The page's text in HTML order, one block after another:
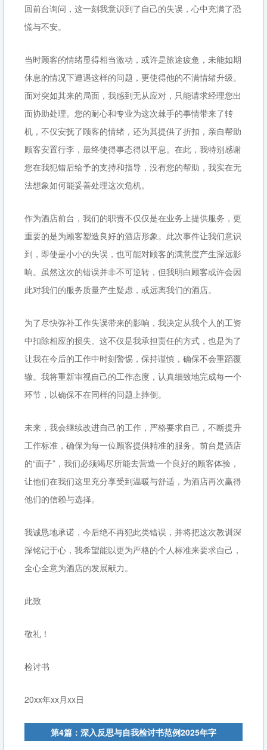
回前台询问，这一刻我意识到了自己的失误，心中充满了恐
慌与不安。
当时顾客的情绪显得相当激动，或许是旅途疲惫，未能如期
休息的情况下遭遇这样的问题，更使得他的不满情绪升级。
面对突如其来的局面，我感到无从应对，只能请求经理您出
面协助处理。您的耐心和专业为这次棘手的事情带来了转
机，不仅安抚了顾客的情绪，还为其提供了折扣，亲自帮助
顾客安置行李，最终使得事态得以平息。在此，我特别感谢
您在我犯错后给予的支持和指导，没有您的帮助，我实在无
法想象如何能妥善处理这次危机。
作为酒店前台，我们的职责不仅仅是在业务上提供服务，更
重要的是为顾客塑造良好的酒店形象。此次事件让我们意识
到，即使是小小的失误，也可能对顾客的满意度产生深远影
响。虽然这次的错误并非不可逆转，但我明白顾客或许会因
此对我们的服务质量产生疑虑，或远离我们的酒店。
为了尽快弥补工作失误带来的影响，我决定从我个人的工资
中扣除相应的损失。这不仅是我承担责任的方式，也是为了
让我在今后的工作中时刻警惕，保持谨慎，确保不会重蹈覆
辙。我将重新审视自己的工作态度，认真细致地完成每一个
环节，以确保不在同样的问题上摔倒。
未来，我会继续改进自己的工作，严格要求自己，不断提升
工作标准，确保为每一位顾客提供精准的服务。前台是酒店
的“面子”，我们必须竭尽所能去营造一个良好的顾客体验，
让他们在我们这里充分享受到温暖与舒适，为酒店再次赢得
他们的信赖与选择。
我诚恳地承诺，今后绝不再犯此类错误，并将把这次教训深
深铭记于心，我希望能以更为严格的个人标准来要求自己，
全心全意为酒店的发展献力。
此致
敬礼！
检讨书
20xx年xx月xx日
第4篇：深入反思与自我检讨书范例2025年字